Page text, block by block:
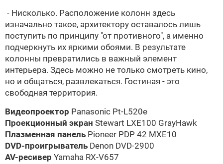
- Нисколько. Расположение колонн здесь
изначально такое, архитектору оставалось лишь
поступить по принципу "от противного", а именно
подчеркнуть их яркими обоями. В результате
колонны превратились в важный элемент
интерьера. Здесь можно не только смотреть кино,
но и общаться, развлекаться. Гостиная - это
свободная территория.
Видеопроектор Panasonic Pt-L520e
Проекционный экран Stewart LXE100 GrayHawk
Плазменная панель Pioneer PDP 42 MXE10
DVD-проигрыватель Denon DVD-2900
AV-ресивер Yamaha RX-V657